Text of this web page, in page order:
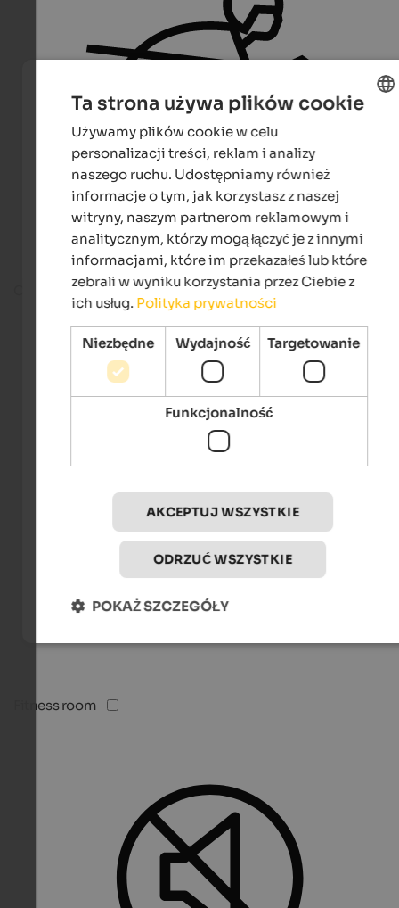
On the ski slope
Fitness room
Ta strona używa plików cookie
Używamy plików cookie w celu
personalizacji treści, reklam i analizy
naszego ruchu. Udostępniamy również
informacje o tym, jak korzystasz z naszej
witryny, naszym partnerom reklamowym i
analitycznym, którzy mogą łączyć je z innymi
informacjami, które im przekazałeś lub które
zebrali w wyniku korzystania przez Ciebie z
ich usług. Polityka prywatności
Niezbędne Wydajność Targetowanie
Funkcjonalność
AKCEPTUJ WSZYSTKIE
ODRZUĆ WSZYSTKIE
POKAŻ SZCZEGÓŁY